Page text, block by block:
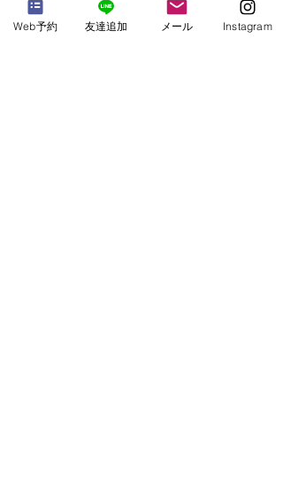
ます
当日お話を伺いながら一緒に決めること
Web予約 友達追加 メール Instagram